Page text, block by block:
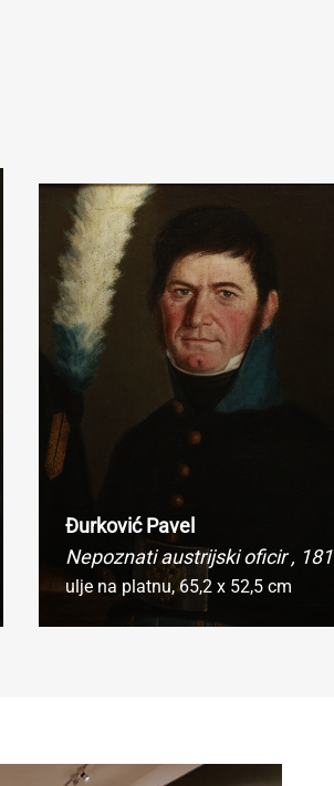
reprodukovanja u naučne, stručne ili
popunite online Zahtev za
Đurković Pavel
Nepoznati austrijski oficir ,
ulje na platnu,65,2 x 52,5 cm